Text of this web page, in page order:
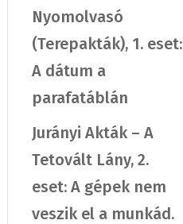
Nyomolvasó
(Terepakták), 1. eset:
A dátum a
parafatáblán
Jurányi Akták – A
Tetovált Lány, 2.
eset: A gépek nem
veszik el a munkád.